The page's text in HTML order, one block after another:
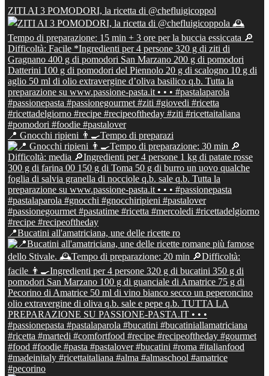
ZITI AI 3 POMODORI, la ricetta di @chefluigicoppol
📍 Gnocchi ripieni 👨‍🍳Tempo di preparazi
📍Bucatini all'amatriciana, une delle ricette ro